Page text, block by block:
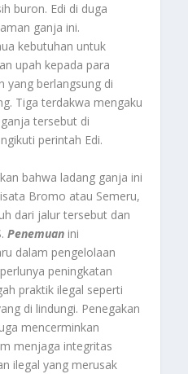
buron. Edi di duga
ganja ini.
kebutuhan untuk
upah kepada para
yang berlangsung di
Tiga terdakwa mengaku
tersebut di
perintah Edi.
bahwa ladang ganja ini
Bromo atau Semeru,
dari jalur tersebut dan
. Penemuan ini
dalam pengelolaan
peningkatan
praktik ilegal seperti
di lindungi. Penegakan
mencerminkan
menjaga integritas
ilegal yang merusak